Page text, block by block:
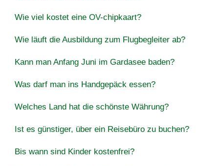
Wie viel kostet eine OV-chipkaart?
Wie läuft die Ausbildung zum Flugbegleiter ab?
Kann man Anfang Juni im Gardasee baden?
Was darf man ins Handgepäck essen?
Welches Land hat die schönste Währung?
Ist es günstiger, über ein Reisebüro zu buchen?
Bis wann sind Kinder kostenfrei?